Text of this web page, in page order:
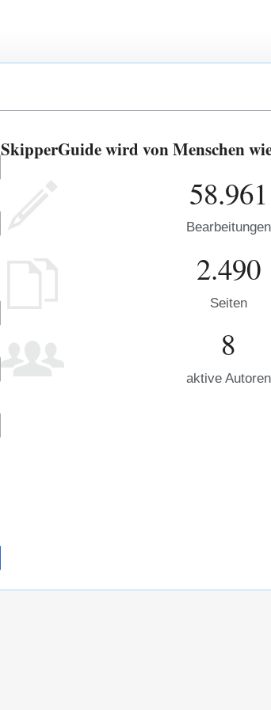
SkipperGuide wird von Menschen
58.961
Bearbeitungen
2.490
Seiten
8
aktive Autoren